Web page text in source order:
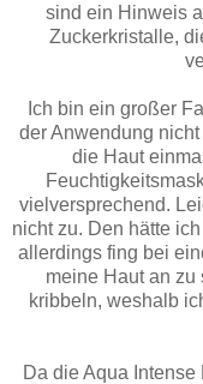
sind ein Hinweis
Zuckerkristalle,
Ich bin ein großer
der Anwendung
die Haut
vielversprechend.
nicht zu. Den hätte
allerdings fing bei
meine Haut an zu
kribbeln, weshalb
Da die Aqua